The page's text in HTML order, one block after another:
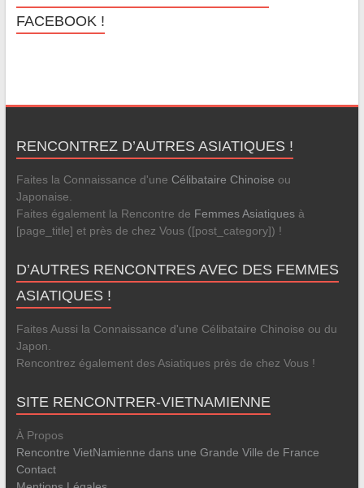
FACEBOOK !
RENCONTREZ D’AUTRES ASIATIQUES !
Faites la Connaissance d'une Célibataire Chinoise ou
Japonaise.
Faites également la Rencontre de Femmes Asiatiquesà
[page_title] et près de chez Vous ([post_category]) !
D’AUTRES RENCONTRES AVEC DES FEMMES
ASIATIQUES !
Faites Aussi la Connaissance d'une Célibataire Chinoise ou du
Japon.
Rencontrez également des Asiatiques près de chez Vous !
SITE RENCONTRER-VIETNAMIENNE
À Propos
Rencontre VietNamienne dans une Grande Ville de France
Contact